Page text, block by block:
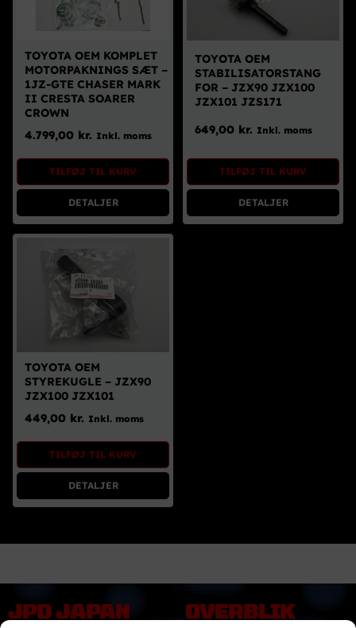
TOYOTA OEM KOMPLET
MOTORPAKNINGS SÆT –
1JZ-GTE CHASER MARK
II CRESTA SOARER
CROWN
4.799,00 kr. Inkl. moms
TILFØJ TIL KURV
DETALJER
TOYOTA OEM
STABILISATORSTANG
FOR – JZX90 JZX100
JZX101 JZS171
649,00 kr. Inkl. moms
TILFØJ TIL KURV
DETALJER
TOYOTA OEM
STYREKUGLE – JZX90
JZX100 JZX101
449,00 kr. Inkl. moms
TILFØJ TIL KURV
DETALJER
JPD JAPAN
OVERBLIK